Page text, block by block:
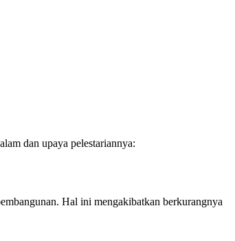
dan upaya pelestariannya:
Hal ini mengakibatkan berkurangnya